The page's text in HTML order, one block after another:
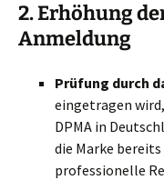
2.Erhöhung
Anmeldung
Prüfung durch
eingetragen
DPMA in
die Marke
professionelle